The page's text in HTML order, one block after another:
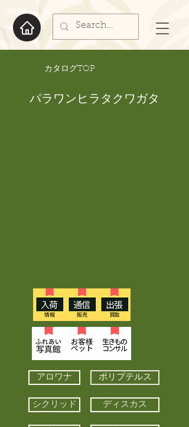
​カタログTOP
パラワンヒラタクワガタ
アロワナ ポリプテルス
シクリッド ディスカス